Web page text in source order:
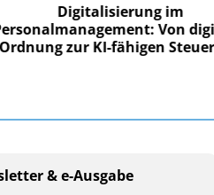
Digitalisierung im
Von digitaler
zur KI-fähigen Steuerung
& e-Ausgabe